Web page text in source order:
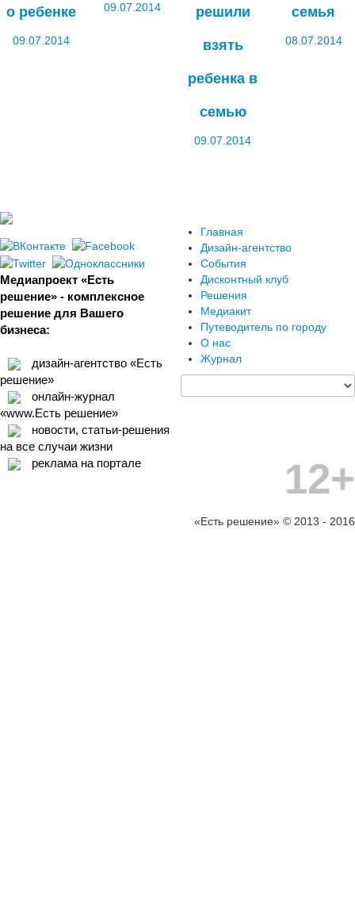
о ребенке
09.07.2014
09.07.2014 решили
взять
ребенка в
семью
09.07.2014
семья
08.07.2014
Медиапроект «Есть
решение» - комплексное
решение для Вашего
бизнеса:
дизайн-агентство «Есть
решение»
онлайн-журнал
«www.Есть решение»
новости, статьи-решения
на все случаи жизни
реклама на портале
Главная
Дизайн-агентство
События
Дисконтный клуб
Решения
Медиакит
Путеводитель по городу
О нас
Журнал
12+
«Есть решение» © 2013 - 2016